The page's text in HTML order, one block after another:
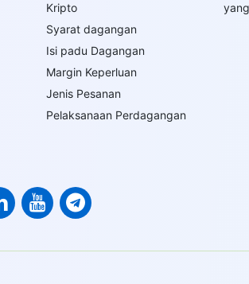
Kripto
Syarat dagangan
Isi padu Dagangan
Margin Keperluan
Jenis Pesanan
Pelaksanaan Perdagangan